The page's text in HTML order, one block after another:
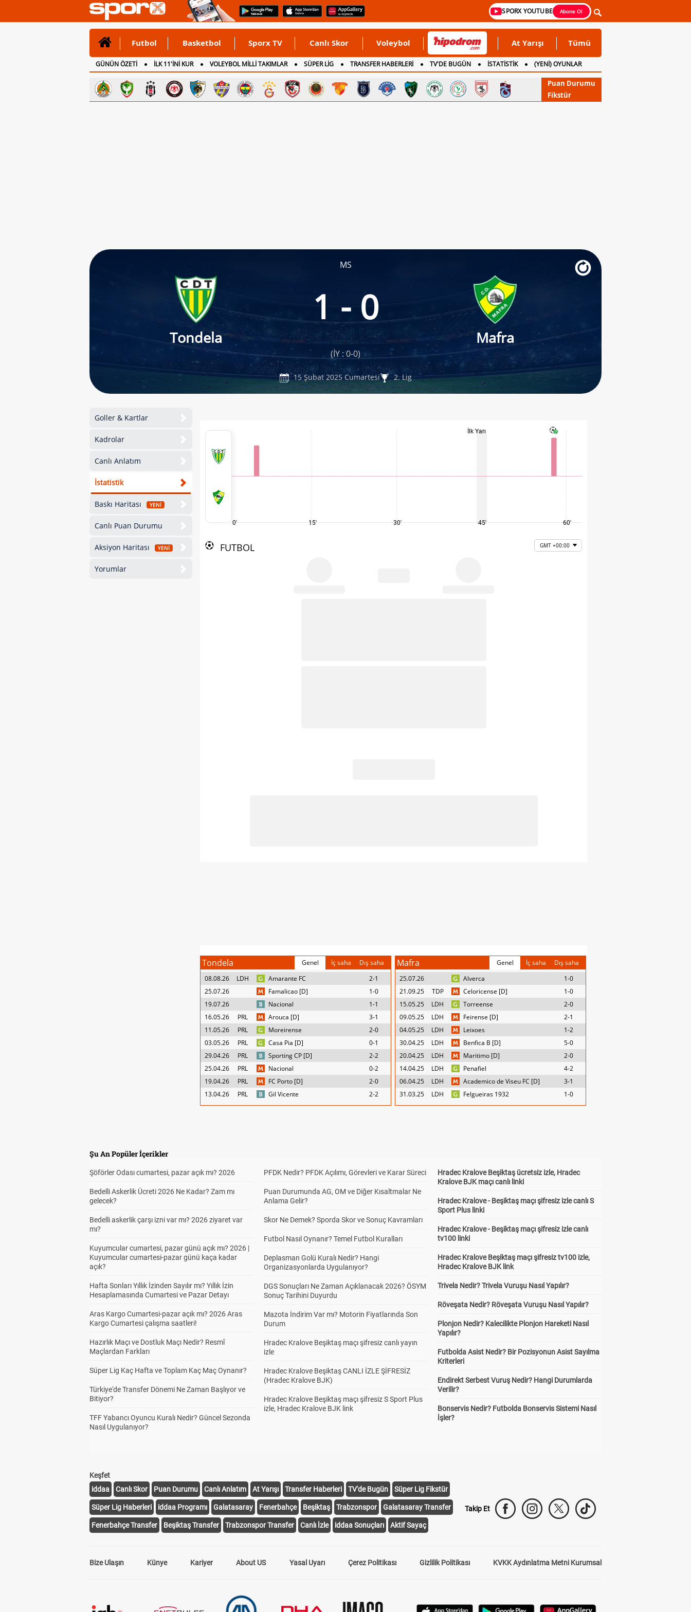
SPORX YOUTUBE Abone Ol
Futbol Basketbol Sporx TV Canlı Skor Voleybol At Yarışı Tümü
GÜNÜN ÖZETİ İLK 11'İNİ KUR VOLEYBOL MİLLİ TAKIMLAR SÜPER LİG TRANSFER HABERLERİ TV'DE BUGÜN İSTATİSTİK
(YENİ) OYUNLAR
CANLI ANLATIM
İNGİLTERE
Puan Durumu
Fikstür
MS
Tondela
1 - 0
Mafra
(İY : 0-0)
15 Şubat 2025 Cumartesi 2. Lig
Goller & Kartlar
Kadrolar
Canlı Anlatım
İstatistik
Baskı Haritası YENİ
Canlı Puan Durumu
Aksiyon Haritası YENİ
Yorumlar
0' 15' 30'
İlk Yarı
45' 60'
FUTBOL GMT +00:00
Tondela Genel İç saha
Dış saha
08.08.26
LDH Amarante FC
2-1
25.07.26
Famalicao [D]
1-0
19.07.26
Nacional
1-1
16.05.26
PRL Arouca [D]
3-1
11.05.26
PRL Moreirense
2-0
03.05.26
PRL Casa Pia [D]
0-1
29.04.26
PRL Sporting CP [D]
2-2
25.04.26
PRL Nacional
0-2
19.04.26
PRL FC Porto [D]
2-0
13.04.26
PRL Gil Vicente 2-2
Mafra Genel İç saha
Dış saha
25.07.26
Alverca
1-0
21.09.25
TDP Celoricense [D]
1-0
15.05.25
LDH Torreense
2-0
09.05.25
LDH Feirense [D]
2-1
04.05.25
LDH Leixoes
1-2
30.04.25
LDH Benfica B [D]
5-0
20.04.25
LDH Maritimo [D]
2-0
14.04.25
LDH Penafiel
4-2
06.04.25
LDH Academico de Viseu FC [D]
3-1
31.03.25
LDH Felgueiras 1932 1-0
Şu An Popüler İçerikler
Şöförler Odası cumartesi, pazar açık mı? 2026
Bedelli Askerlik Ücreti 2026 Ne Kadar? Zam mı
gelecek?
Bedelli askerlik çarşı izni var mı? 2026 ziyaret var
mı?
Kuyumcular cumartesi, pazar günü açık mı? 2026 |
Kuyumcular cumartesi-pazar günü kaça kadar
açık?
Hafta Sonları Yıllık İzinden Sayılır mı? Yıllık İzin
Hesaplamasında Cumartesi ve Pazar Detayı
Aras Kargo Cumartesi-pazar açık mı? 2026 Aras
Kargo Cumartesi çalışma saatleri!
Hazırlık Maçı ve Dostluk Maçı Nedir? Resmî
Maçlardan Farkları
Süper Lig Kaç Hafta ve Toplam Kaç Maç Oynanır?
Türkiye'de Transfer Dönemi Ne Zaman Başlıyor ve
Bitiyor?
TFF Yabancı Oyuncu Kuralı Nedir? Güncel Sezonda
Nasıl Uygulanıyor?
PFDK Nedir? PFDK Açılımı, Görevleri ve Karar Süreci
Puan Durumunda AG, OM ve Diğer Kısaltmalar Ne
Anlama Gelir?
Skor Ne Demek? Sporda Skor ve Sonuç Kavramları
Futbol Nasıl Oynanır? Temel Futbol Kuralları
Deplasman Golü Kuralı Nedir? Hangi
Organizasyonlarda Uygulanıyor?
DGS Sonuçları Ne Zaman Açıklanacak 2026? ÖSYM
Sonuç Tarihini Duyurdu
Mazota İndirim Var mı? Motorin Fiyatlarında Son
Durum
Hradec Kralove Beşiktaş maçı şifresiz canlı yayın
izle
Hradec Kralove Beşiktaş CANLI İZLE ŞİFRESİZ
(Hradec Kralove BJK)
Hradec Kralove Beşiktaş maçı şifresiz S Sport Plus
izle, Hradec Kralove BJK link
Hradec Kralove Beşiktaş ücretsiz izle, Hradec
Kralove BJK maçı canlı linki
Hradec Kralove - Beşiktaş maçı şifresiz izle canlı S
Sport Plus linki
Hradec Kralove - Beşiktaş maçı şifresiz izle canlı
tv100 linki
Hradec Kralove Beşiktaş maçı şifresiz tv100 izle,
Hradec Kralove BJK link
Trivela Nedir? Trivela Vuruşu Nasıl Yapılır?
Röveşata Nedir? Röveşata Vuruşu Nasıl Yapılır?
Plonjon Nedir? Kalecilikte Plonjon Hareketi Nasıl
Yapılır?
Futbolda Asist Nedir? Bir Pozisyonun Asist Sayılma
Kriterleri
Endirekt Serbest Vuruş Nedir? Hangi Durumlarda
Verilir?
Bonservis Nedir? Futbolda Bonservis Sistemi Nasıl
İşler?
Keşfet
iddaa
Canlı Skor Puan Durumu Canlı Anlatım At Yarışı Transfer Haberleri TV'de Bugün Süper Lig Fikstür
Süper Lig Haberleri iddaa Programı Galatasaray Fenerbahçe Beşiktaş Trabzonspor Galatasaray Transfer
Fenerbahçe Transfer Beşiktaş Transfer Trabzonspor Transfer Canlı İzle iddaa Sonuçları Aktif Sayaç
Takip Et
Bize Ulaşın Künye Kariyer About US Yasal Uyarı Çerez Politikası Gizlilik Politikası KVKK Aydınlatma Metni Kurumsal